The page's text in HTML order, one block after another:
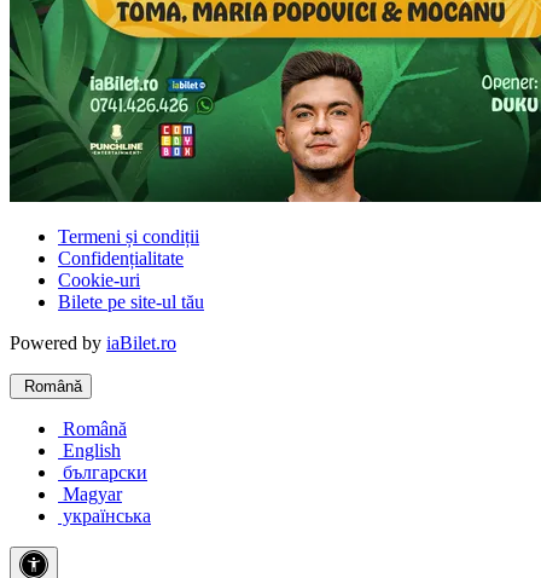
Termeni și condiții
Confidențialitate
Cookie-uri
Bilete pe site-ul tău
Powered by iaBilet.ro
Română
Română
English
български
Magyar
українська